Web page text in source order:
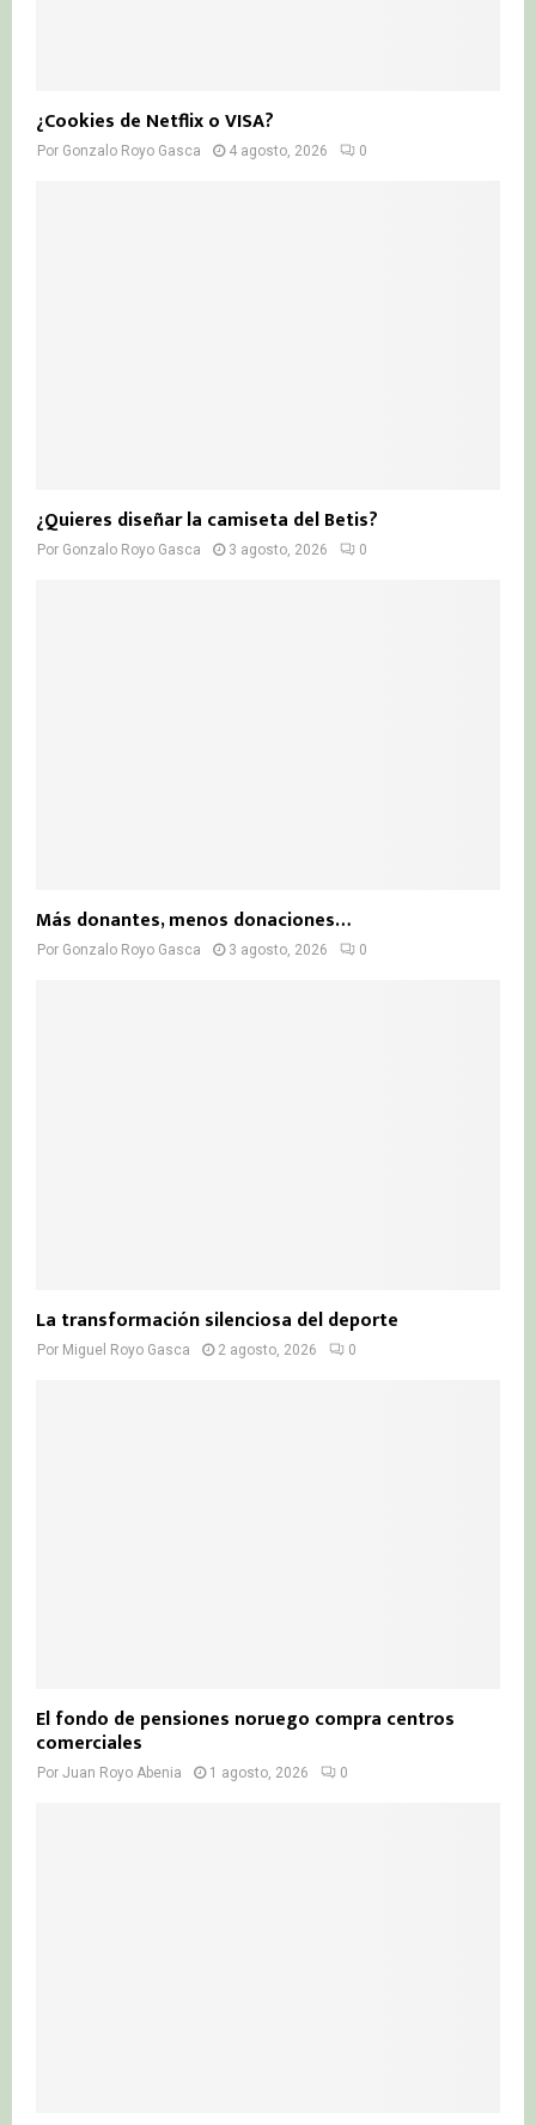
¿Cookies de Netflix o VISA?
Por Gonzalo Royo Gasca 4 agosto, 2026 0
¿Quieres diseñar la camiseta del Betis?
Por Gonzalo Royo Gasca 3 agosto, 2026 0
Más donantes, menos donaciones…
Por Gonzalo Royo Gasca 3 agosto, 2026 0
La transformación silenciosa del deporte
Por Miguel Royo Gasca 2 agosto, 2026 0
El fondo de pensiones noruego compra centros
comerciales
Por Juan Royo Abenia 1 agosto, 2026 0